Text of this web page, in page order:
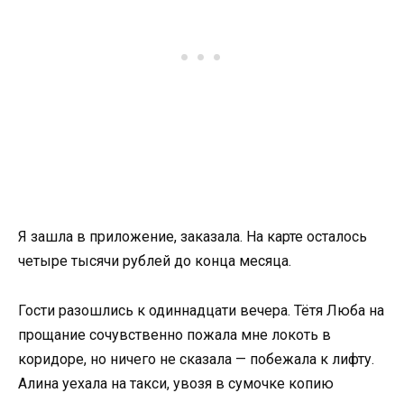
Я зашла в приложение, заказала. На карте осталось
четыре тысячи рублей до конца месяца.
Гости разошлись к одиннадцати вечера. Тётя Люба на
прощание сочувственно пожала мне локоть в
коридоре, но ничего не сказала — побежала к лифту.
Алина уехала на такси, увозя в сумочке копию